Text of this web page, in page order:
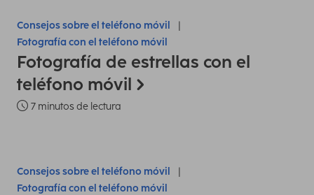
Consejos sobre el teléfono móvil
Fotografía con el teléfono móvil
Fotografía de estrellas con el
teléfono móvil
7 minutos de lectura
Consejos sobre el teléfono móvil
Fotografía con el teléfono móvil